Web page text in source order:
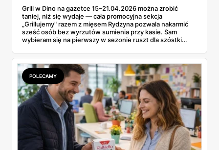
Grill w Dino na gazetce 15–21.04.2026 można zrobić
taniej, niż się wydaje — cała promocyjna sekcja
„Grillujemy" razem z mięsem Rydzyna pozwala nakarmić
sześć osób bez wyrzutów sumienia przy kasie. Sam
wybieram się na pierwszy w sezonie ruszt dla szóstki
porannej kawie. Kiełbasa Biesiadna za 11,99 zł,
marynowane udko z kurczaka po 15,99 zł za kilogram,
szynka wykwintna Rydzyna po 37,99. Sprawdzam, co
naprawdę wchodzi do koszyka, a co lepiej zostawić na
półce.
POLECAMY